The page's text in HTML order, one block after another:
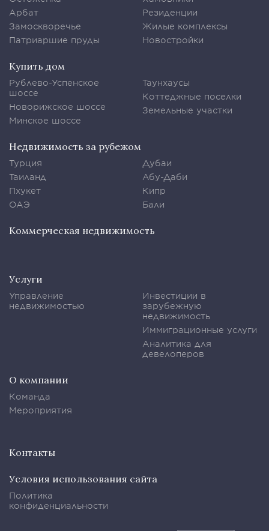
Арбат
Замоскворечье
Патриаршие пруды
Резиденции
Жилые комплексы
Новостройки
Купить дом
Рублево-Успенское
шоссе
Новорижское шоссе
Минское шоссе
Таунхаусы
Коттеджные поселки
Земельные участки
Недвижимость за рубежом
Турция
Таиланд
Пхукет
ОАЭ
Дубаи
Абу-Даби
Кипр
Бали
Коммерческая недвижимость
Услуги
Управление
недвижимостью
Инвестиции в
зарубежную
недвижимость
Иммиграционные услуги
Аналитика для
девелоперов
О компании
Команда
Мероприятия
Контакты
Условия использования сайта
Политика
конфиденциальности